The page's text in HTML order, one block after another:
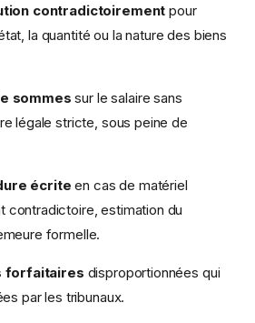
contradictoirement pour
la quantité ou la nature des biens
sommes sur le salaire sans
légale stricte, sous peine de
écrite en cas de matériel
contradictoire, estimation du
formelle.
forfaitaires disproportionnées qui
par les tribunaux.